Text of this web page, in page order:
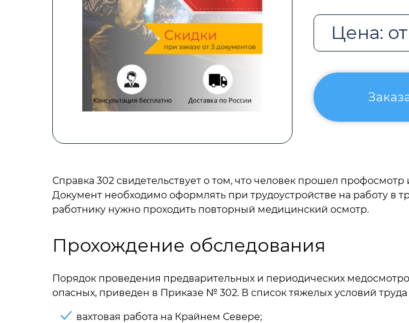
Цена:
Справка 302 свидетельствует о том, что человек прошел
Документ необходимо оформлять при трудоустройстве на работу в
работнику нужно проходить повторный медицинский осмотр.
Прохождение обследования
Порядок проведения предварительных и периодических
опасных, приведен в Приказе № 302. В список тяжелых условий труда
вахтовая работа на Крайнем Севере;